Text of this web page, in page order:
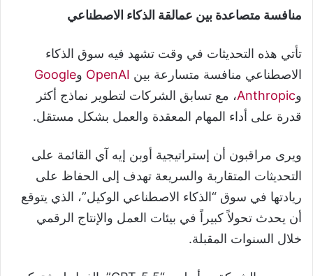
منافسة متصاعدة بين عمالقة الذكاء الاصطناعي
تأتي هذه التحديثات في وقت تشهد فيه سوق الذكاء
الاصطناعي منافسة متسارعة بين OpenAI وGoogle
وAnthropic، مع تسابق الشركات لتطوير نماذج أكثر
قدرة على أداء المهام المعقدة والعمل بشكل مستقل.
ويرى مراقبون أن إستراتيجية أوبن إيه آي القائمة على
التحديثات المتقاربة والسريعة تهدف إلى الحفاظ على
ريادتها في سوق “الذكاء الاصطناعي الوكيل”، الذي يتوقع
أن يحدث تحولاً كبيراً في بيئات العمل والإنتاج الرقمي
خلال السنوات المقبلة.